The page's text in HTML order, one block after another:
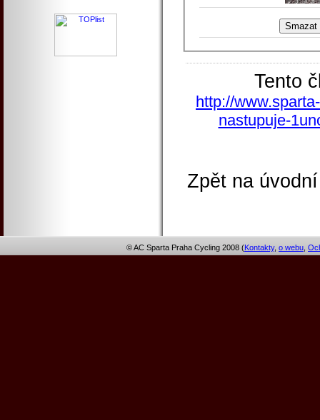
Tento
http://
nastupuje-
Zpět na
© AC Sparta Praha Cycling 2008 (Kontakty, o webu